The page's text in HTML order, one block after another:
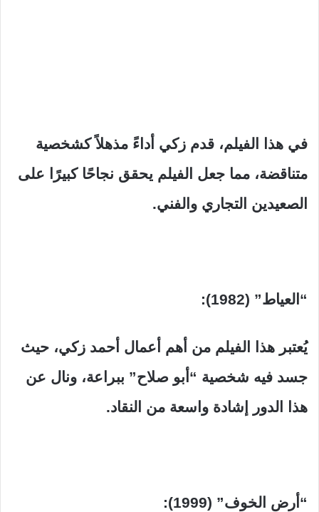
في هذا الفيلم، قدم زكي أداءً مذهلاً كشخصية
متناقضة، مما جعل الفيلم يحقق نجاحًا كبيرًا على
الصعيدين التجاري والفني.
“العياط” (1982):
يُعتبر هذا الفيلم من أهم أعمال أحمد زكي، حيث
جسد فيه شخصية “أبو صلاح” ببراعة، ونال عن
هذا الدور إشادة واسعة من النقاد.
“أرض الخوف” (1999):